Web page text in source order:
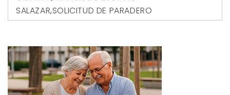
SALAZAR,SOLICITUD DE PARADERO